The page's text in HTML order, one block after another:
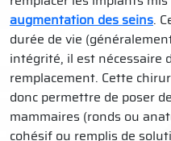
augmentation des seins.
durée de vie
intégrité, il est nécessaire
remplacement. Cette
donc permettre de poser
mammaires (ronds ou
cohésif ou remplis de